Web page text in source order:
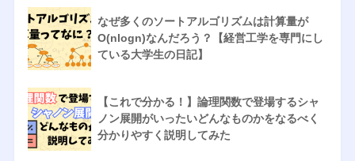
なぜ多くのソートアルゴリズムは計算量が
O(nlogn)なんだろう？【経営工学を専門にし
ている大学生の日記】
【これで分かる！】論理関数で登場するシャ
ノン展開がいったいどんなものかをなるべく
分かりやすく説明してみた